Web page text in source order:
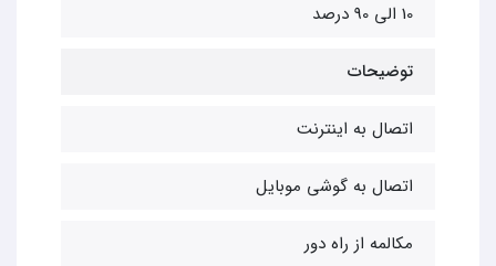
10 الی 90 درصد
توضیحات
اتصال به اینترنت
اتصال به گوشی موبایل
مکالمه از راه دور